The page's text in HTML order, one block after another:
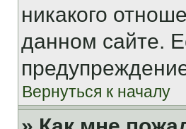
никакого
данном сайте.
Вернуться к началу